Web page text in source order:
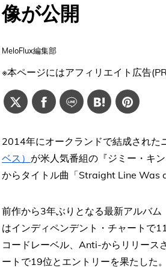
像が公開
MeloFlux編集部
※本ページにはアフィリエイト広告
2014年にオークランドで結成された
ベス） が米人気番組の『ジミー・キ
からタイトル曲「Straight Line Was
前作から3年ぶりとなる最新アルバ
はインディペンデント・チャートで
コードレーベル、Anti-からリリース
ートで19位とエントリーを果たした